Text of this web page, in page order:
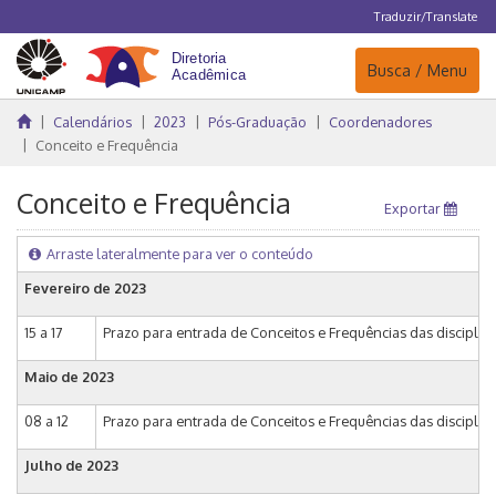
Traduzir/Translate
Navegação
Busca / Menu
Calendários 2023 Pós-Graduação
Coordenadores
Conceito e Frequência
Conceito e Frequência Exportar
Arraste lateralmente para ver o conteúdo
Fevereiro de 2023
15 a 17 Prazo para entrada de Conceitos e Frequências das
Maio de 2023
08 a 12 Prazo para entrada de Conceitos e Frequências das
Julho de 2023